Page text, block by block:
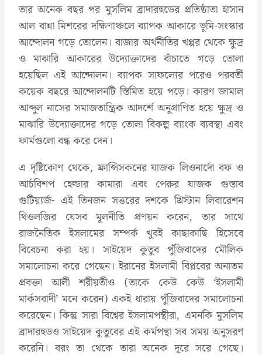
তার অনেক বছর পর মুসলিম ব্রাদারহুডের প্রতিষ্ঠাতা হাসান
আল বান্না মিশরের দক্ষিণাঞ্চলে ব্যাপক আকারে ভূমি-সংস্কার
আন্দোলন গড়ে তোলেন। বাজার অর্থনীতির খপ্পর থেকে ক্ষুদ্র
ও মাঝারি আকারের উদ্যোক্তাদের বাঁচাতে গড়ে তোলা
হয়েছিল এই আন্দোলন। ব্যাপক সাফল্যের পরেও পরবর্তী
কয়েক বছরে আন্দোলনটি স্তিমিত হয়ে পড়ে। কারণ জামাল
আব্দুল নাসের সমাজতান্ত্রিক আদর্শে অনুপ্রাণিত হয়ে ক্ষুদ্র ও
মাঝারি উদ্যোক্তাদের গড়ে তোলা বিকল্প ব্যাংক ব্যবস্থা এবং
ফার্মগুলো বন্ধ করে দেন।
এ দৃষ্টিকোণ থেকে, ফ্রান্সিসকনের যাজক লিওনার্দো বফ ও
আর্চবিশপ হেল্ডার কামারা এবং পেরুর যাজক গুস্তাব
গুটিয়্যর্জ- এই তিনজন সত্তরের দশকে খ্রিস্টান লিবারেশন
থিওলজির যেসব মূলনীতি প্রণয়ন করেন, তার সাথে
রাজনৈতিক ইসলামের সম্পর্ক খুবই কাছাকাছি হিসেবে
বিবেচনা করা হয়। সাইয়েদ কুতুব পুঁজিবাদের মৌলিক
সমালোচনা করে গেছেন। ইরানের ইসলামী বিপ্লবের অন্যতম
প্রবক্তা আলী শরীয়তীও (তাকে কেউ কেউ ‘ইসলামী
মার্কসবাদী’ মনে করেন) একই ধারায় পুঁজিবাদের সমালোচনা
করেছেন। কিন্তু সারা বিশ্বের ইসলামপন্থীরা, এমনকি মুসলিম
ব্রাদারহুডও সাইয়েদ কুতুবের এই কর্মপন্থা সব সময় অনুসরণ
করেনি। বরং তা থেকে তারা অনেক দূরে সরে গেছে।